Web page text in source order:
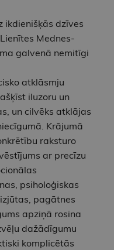
ikdienišķās dzīves
Mednes-
galvenā nemitīgi
atklāsmju
iluzoru un
un cilvēks atklājas
Krājumā
raksturo
ar precīzu
psiholoģiskas
pagātnes
apziņā rosina
dažādīgumu
komplicētās